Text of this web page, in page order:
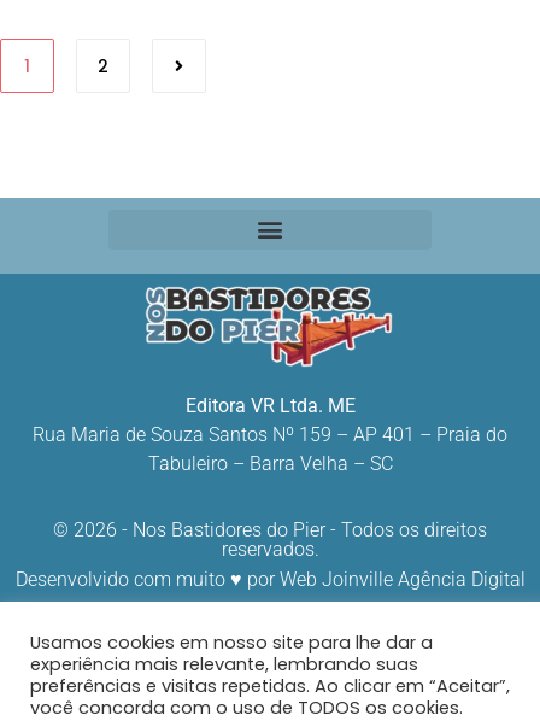
1 2
Editora VR Ltda. ME
Rua Maria de Souza Santos Nº 159 – AP 401 – Praia do
Tabuleiro – Barra Velha – SC
© 2026 - Nos Bastidores do Pier - Todos os direitos
reservados.
Desenvolvido com muito ♥ porWeb Joinville Agência Digital
Usamos cookies em nosso site para lhe dar a
experiência mais relevante, lembrando suas
preferências e visitas repetidas. Ao clicar em “Aceitar”,
você concorda com o uso de TODOS os cookies.